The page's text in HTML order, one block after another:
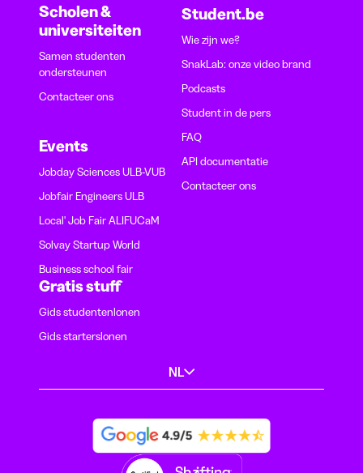
Scholen &
universiteiten
Samen studenten
ondersteunen
Contacteer ons
Events
Jobday Sciences ULB-VUB
Jobfair Engineers ULB
Local' Job Fair ALIFUCaM
Solvay Startup World
Business school fair
Student.be
Wie zijn we?
SnakLab: onze video brand
Podcasts
Student in de pers
FAQ
API documentatie
Contacteer ons
Gratis stuff
Gids studentenlonen
Gids starterslonen
NL